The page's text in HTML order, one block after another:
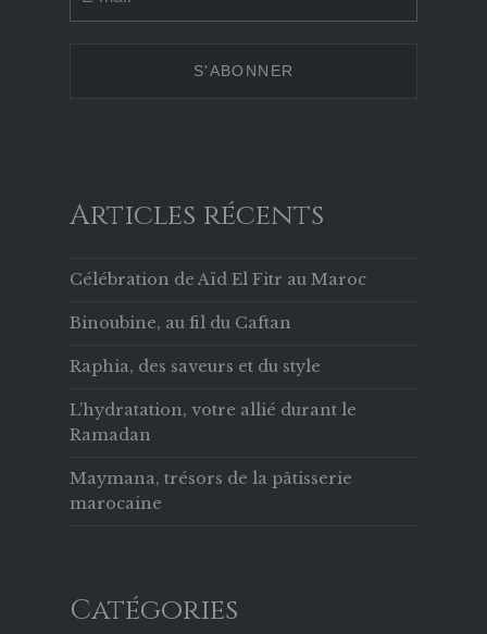
629853133756169
Facebook
TwitterInstagram
Pinterest
Articles récents
Célébration de Aïd El Fitr au Maroc
Binoubine, au fil du Caftan
Raphia, des saveurs et du style
L’hydratation, votre allié durant le
Ramadan
Maymana, trésors de la pâtisserie
marocaine
Catégories